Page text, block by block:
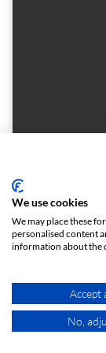
Neunter
Neunter
€ 30 /h
We use cookies
We may place these
personalised content
information about the
Accept
No,